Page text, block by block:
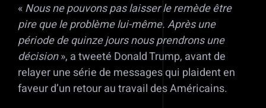
«Nous ne pouvons pas laisser le remède être
pire que le problème lui-même. Après une
période de quinze jours nous prendrons une
décision», a tweeté Donald Trump, avant de
relayer une série de messages qui plaident en
faveur d’un retour au travail des Américains.